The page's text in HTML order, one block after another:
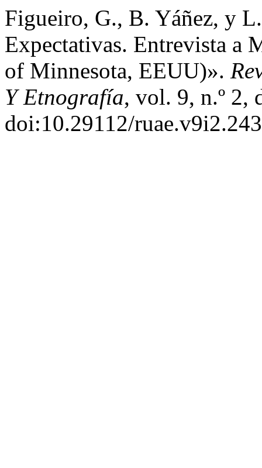
Figueiro, G., B. Yáñez, y
Expectativas. Entrevista a
of Minnesota, EEUU)».
Y Etnografía, vol. 9, n.º 2,
doi:10.29112/